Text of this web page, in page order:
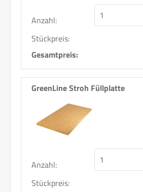
Anzahl:
Stückpreis:
Gesamtpreis:
GreenLine Stroh Füllplatte
Anzahl:
Stückpreis: